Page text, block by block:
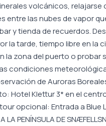
volcánicos,
entre las nubes de vapor
y tienda de recuerdos.
la tarde, tiempo libre en la
la zona del puerto o probar
condiciones
de Auroras
Hotel Klettur 3* en el
opcional: Entrada a Blue
LA PENÍNSULA DE